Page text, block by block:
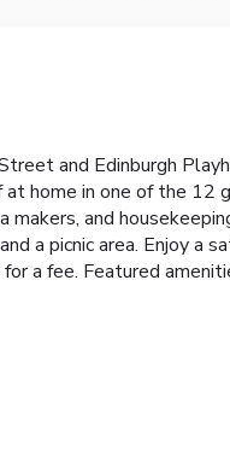
and Edinburgh
home in one of the 12
and
a picnic area. Enjoy a
a fee. Featured